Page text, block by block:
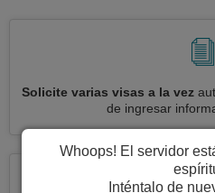
Solicite varias visas a la vez
de ingresar
Whoops! El servidor
Inténtalo de